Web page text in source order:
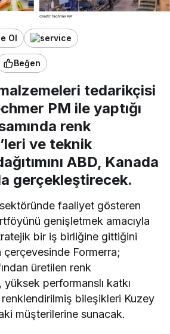
Ol
Beğen
tedarikçisi
PM ile yaptığı
renk
ve teknik
ABD, Kanada
gerçekleştirecek.
sektöründe faaliyet gösteren
genişletmek amacıyla
bir iş birliğine gittiğini
Formerra;
üretilen renk
yüksek performanslı katkı
bileşikleri Kuzey
müşterilerine sunacak.